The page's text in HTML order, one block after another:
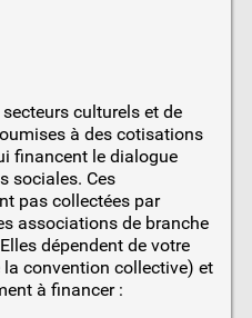
culturels et de
à des cotisations
financent le dialogue
sociales. Ces
pas collectées par
associations de branche
dépendent de votre
la convention collective) et
à financer :